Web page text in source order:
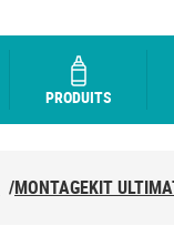
PRODUITS
/MONTAGEKIT